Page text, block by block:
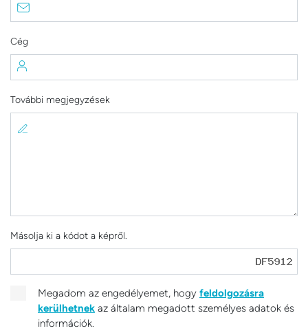
Cég
További megjegyzések
Másolja ki a kódot a képről.
Megadom az engedélyemet, hogy feldolgozásra
kerülhetnek az általam megadott személyes adatok és
információk.